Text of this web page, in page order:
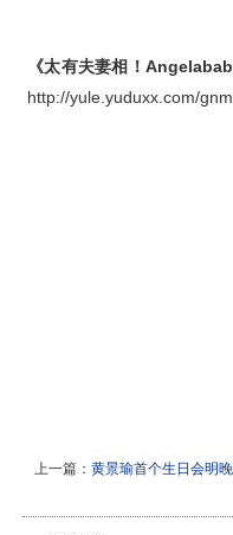
《太有夫妻相！
http://yule.yuduxx.com/
上一篇： 黄景瑜首个生日会明